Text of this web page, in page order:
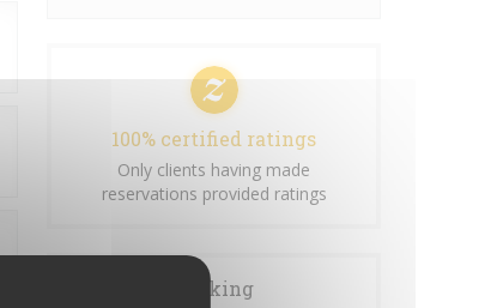
100% certified ratings
Only clients having made
reservations provided ratings
Booking